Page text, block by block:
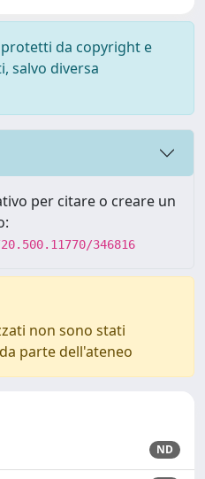
da copyright e
salvo diversa
per citare o creare un
346816
non sono stati
parte dell'ateneo
ND